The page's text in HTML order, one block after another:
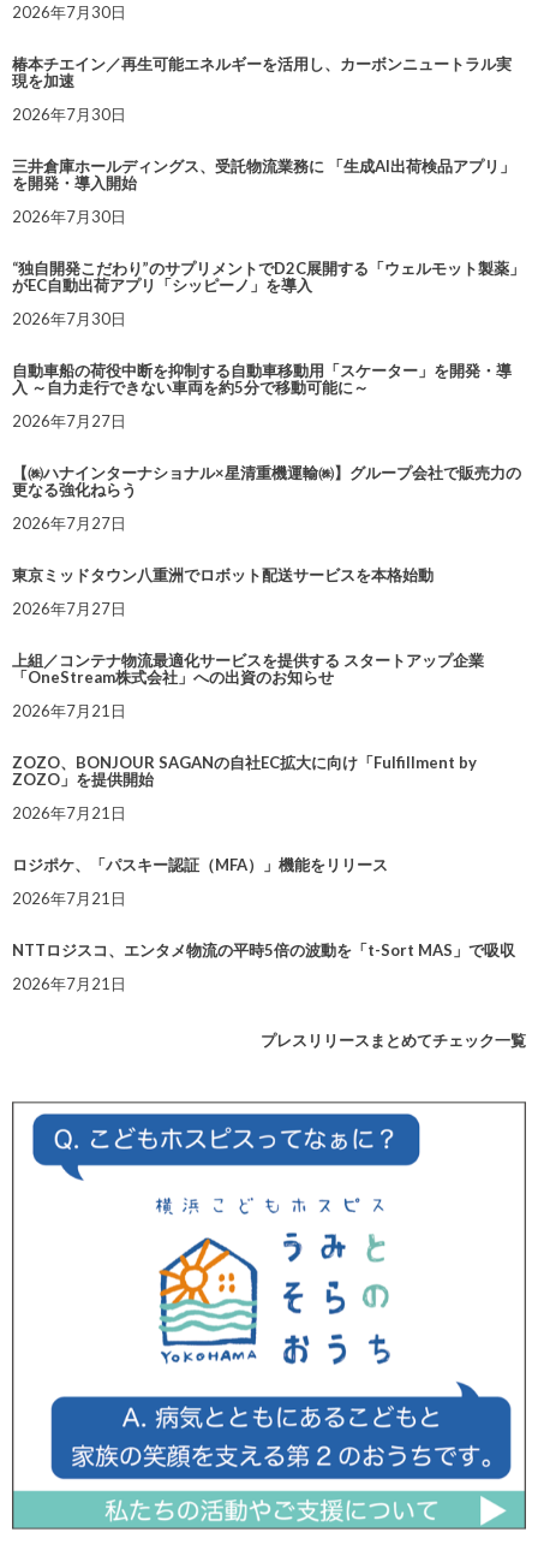
2026年7月30日
椿本チエイン／再生可能エネルギーを活用し、カーボンニュートラル実
現を加速
2026年7月30日
三井倉庫ホールディングス、受託物流業務に 「生成AI出荷検品アプリ」
を開発・導入開始
2026年7月30日
“独自開発こだわり”のサプリメントでD2C展開する「ウェルモット製薬」
がEC自動出荷アプリ「シッピーノ」を導入
2026年7月30日
自動車船の荷役中断を抑制する自動車移動用「スケーター」を開発・導
入 ～自力走行できない車両を約5分で移動可能に～
2026年7月27日
【㈱ハナインターナショナル×星清重機運輸㈱】グループ会社で販売力の
更なる強化ねらう
2026年7月27日
東京ミッドタウン八重洲でロボット配送サービスを本格始動
2026年7月27日
上組／コンテナ物流最適化サービスを提供する スタートアップ企業
「OneStream株式会社」への出資のお知らせ
2026年7月21日
ZOZO、BONJOUR SAGANの自社EC拡大に向け「Fulfillment by
ZOZO」を提供開始
2026年7月21日
ロジポケ、「パスキー認証（MFA）」機能をリリース
2026年7月21日
NTTロジスコ、エンタメ物流の平時5倍の波動を「t-Sort MAS」で吸収
2026年7月21日
プレスリリースまとめてチェック一覧